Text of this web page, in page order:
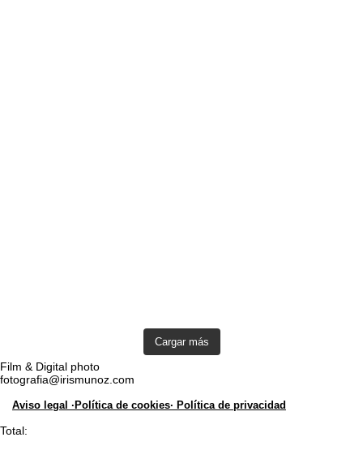
Cargar más
Film & Digital photo
fotografia@irismunoz.com
Aviso legal · Política de cookies· Política de privacidad
Total: